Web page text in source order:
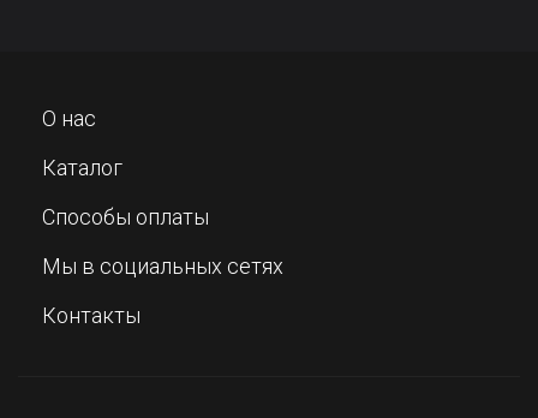
О нас
Каталог
Способы оплаты
Мы в социальных сетях
Контакты